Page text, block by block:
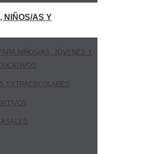
NIÑOS/AS Y
NIÑOS/AS, JÓVENES Y
EXTRAESCOLARES